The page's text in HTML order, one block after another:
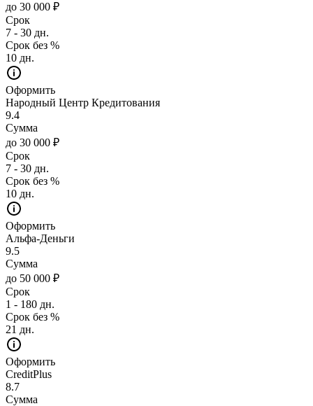
до 30 000 ₽
Срок
7 - 30 дн.
Срок без %
10 дн.
Оформить
Народный Центр Кредитования
9.4
Сумма
до 30 000 ₽
Срок
7 - 30 дн.
Срок без %
10 дн.
Оформить
Альфа-Деньги
9.5
Сумма
до 50 000 ₽
Срок
1 - 180 дн.
Срок без %
21 дн.
Оформить
CreditPlus
8.7
Сумма